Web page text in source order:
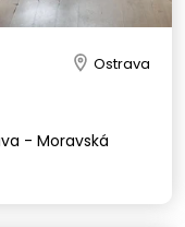
Ostrava
- Moravská